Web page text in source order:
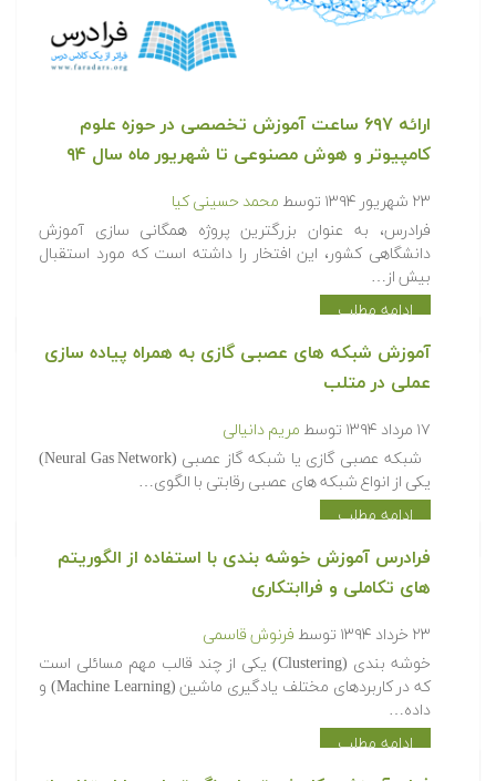
ارائه ۶۹۷ ساعت آموزش تخصصی در حوزه علوم
کامپیوتر و هوش مصنوعی تا شهریور ماه سال ۹۴
۲۳ شهریور ۱۳۹۴ توسط محمد حسینی کیا
فرادرس، به عنوان بزرگترین پروژه همگانی سازی آموزش
دانشگاهی کشور، این افتخار را داشته است که مورد استقبال
بیش از…
ادامه مطلب
آموزش شبکه های عصبی گازی به همراه پیاده سازی
عملی در متلب
۱۷ مرداد ۱۳۹۴ توسط مریم دانیالی
شبکه عصبی گازی یا شبکه گاز عصبی (Neural Gas Network)
یکی از انواع شبکه های عصبی رقابتی با الگوی…
ادامه مطلب
فرادرس آموزش خوشه بندی با استفاده از الگوریتم
های تکاملی و فراابتکاری
۲۳ خرداد ۱۳۹۴ توسط فرنوش قاسمی
خوشه بندی (Clustering) یکی از چند قالب مهم مسائلی است
که در کاربردهای مختلف یادگیری ماشین (Machine Learning) و
داده…
ادامه مطلب